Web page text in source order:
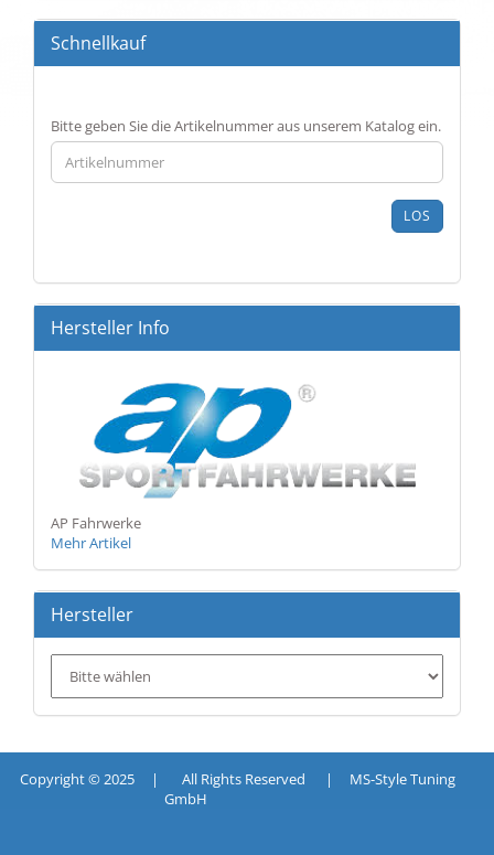
Schnellkauf
BITTE
GEBEN
SIE
DIE
EIN.
Bitte geben Sie die Artikelnummer aus unserem Katalog ein.
LOS
Hersteller Info
AP Fahrwerke
Mehr Artikel
Hersteller
Copyright © 2025 | All Rights Reserved | MS-Style Tuning
GmbH